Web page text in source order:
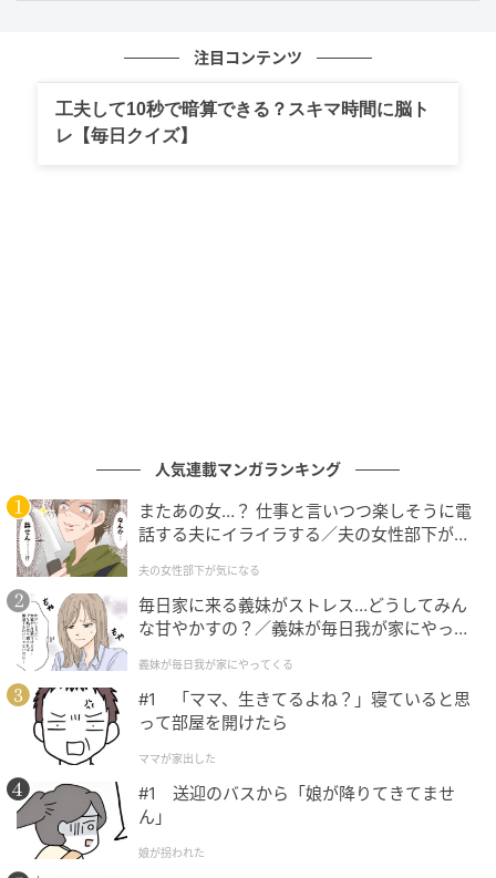
う選択も、人生のひとつの正解なのかもしれません。
番組を通じてマツコさんが伝えた大胆なアドバイス
の記事をもっとみる
注目コンテンツ
工夫して10秒で暗算できる？スキマ時間に脳ト
レ【毎日クイズ】
人気連載マンガランキング
またあの女…？ 仕事と言いつつ楽しそうに電
話する夫にイライラする／夫の女性部下が気
夫の女性部下が気になる
毎日家に来る義妹がストレス…どうしてみん
な甘やかすの？／義妹が毎日我が家にやって
が】
義妹が毎日我が家にやってくる
#1 「ママ、生きてるよね？」寝ていると思
って部屋を開けたら
ママが家出した
#1 送迎のバスから「娘が降りてきてませ
ん」
娘が拐われた